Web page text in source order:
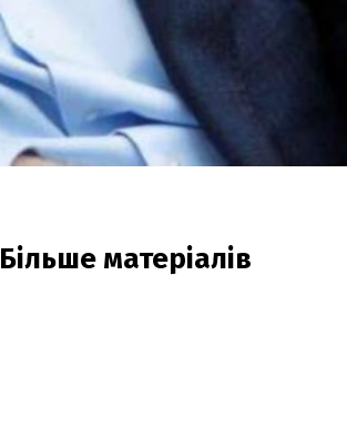
Більше матеріалів